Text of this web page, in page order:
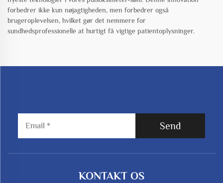
forbedrer ikke kun nøjagtigheden, men forbedrer også
brugeroplevelsen, hvilket gør det nemmere for
sundhedsprofessionelle at hurtigt få vigtige patientoplysninger.
Send
KONTAKT OS